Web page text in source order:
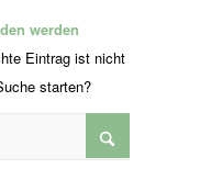
werden
Eintrag ist nicht
starten?